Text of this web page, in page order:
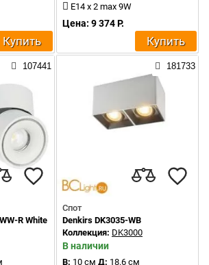
Купить
E14 x 2 max 9W
Цена: 9 374 Р.
Купить
107441
R White DIM
181733
Спот
Denkirs DK3035-WB
Коллекция: DK3000
В наличии
В: 10 см Д: 18.6 см